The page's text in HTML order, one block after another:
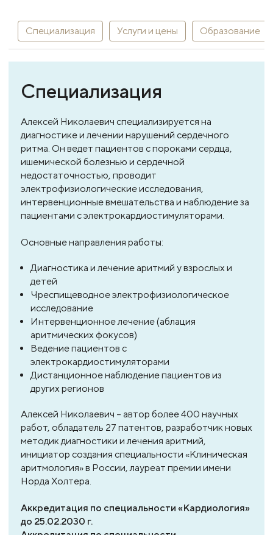
Специализация Услуги и цены Образование
Специализация
Алексей Николаевич специализируется на
диагностике и лечении нарушений сердечного
ритма. Он ведет пациентов с пороками сердца,
ишемической болезнью и сердечной
недостаточностью, проводит
электрофизиологические исследования,
интервенционные вмешательства и наблюдение за
пациентами с электрокардиостимуляторами.
Основные направления работы:
Диагностика и лечение аритмий у взрослых и
детей
Чреспищеводное электрофизиологическое
исследование
Интервенционное лечение (аблация
аритмических фокусов)
Ведение пациентов с
электрокардиостимуляторами
Дистанционное наблюдение пациентов из
других регионов
Алексей Николаевич – автор более 400 научных
работ, обладатель 27 патентов, разработчик новых
методик диагностики и лечения аритмий,
инициатор создания специальности «Клиническая
аритмология» в России, лауреат премии имени
Норда Холтера.
Аккредитация по специальности «Кардиология»
до 25.02.2030 г.